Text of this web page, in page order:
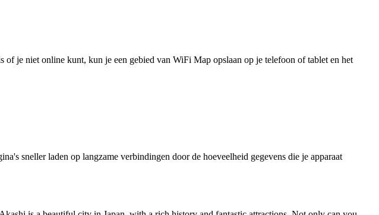
je niet online kunt, kun je een gebied van WiFi Map opslaan op je telefoon of tablet en het
sneller laden op langzame verbindingen door de hoeveelheid gegevens die je apparaat